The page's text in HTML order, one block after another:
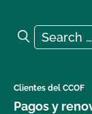
Search for:
Search
Clientes del CCOF
Pagos y